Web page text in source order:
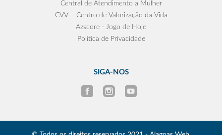
Central de Atendimento a Mulher
CVV – Centro de Valorização da Vida
Azscore - Jogo de Hoje
Política de Privacidade
SIGA-NOS